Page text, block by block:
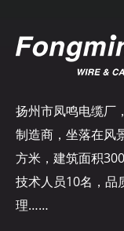
扬州市凤鸣电缆厂
制造商，坐落在风
方米，建筑面积
技术人员10名，品
理……